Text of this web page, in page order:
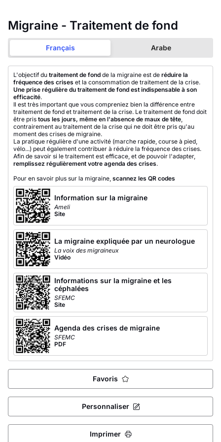
Migraine - Traitement de fond
Français Arabe
L'objectif du traitement de fond de la migraine est de réduire la
fréquence des crises et la consommation de traitement de la crise.
Une prise régulière du traitement de fond est indispensable à son
efficacité.
Il est très important que vous compreniez bien la différence entre
traitement de fond et traitement de la crise. Le traitement de fond doit
être pris tous les jours, même en l'absence de maux de tête,
contrairement au traitement de la crise qui ne doit être pris qu'au
moment des crises de migraine.
La pratique régulière d'une activité (marche rapide, course à pied,
vélo...) peut également contribuer à réduire la fréquence des crises.
Afin de savoir si le traitement est efficace, et de pouvoir l'adapter,
remplissez régulièrement votre agenda des crises.
Pour en savoir plus sur la migraine, scannez les QR codes
Information sur la migraine
Ameli
Site
La migraine expliquée par un neurologue
La voix des migraineux
Vidéo
Informations sur la migraine et les
céphalées
SFEMC
Site
Agenda des crises de migraine
SFEMC
PDF
Favoris
Personnaliser
Imprimer